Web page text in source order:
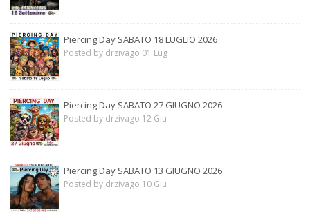
Piercing Day SABATO 18 LUGLIO 2026
Posted by drzivago 01 Lug
Piercing Day SABATO 27 GIUGNO 2026
Posted by drzivago 12 Giu
Piercing Day SABATO 13 GIUGNO 2026
Posted by drzivago 10 Giu